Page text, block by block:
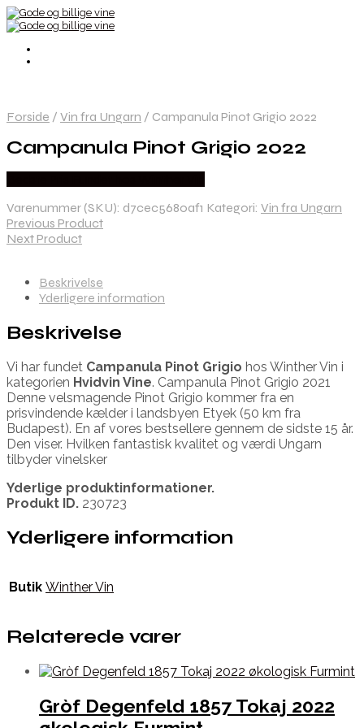
Forside / Vin fra Ungarn / Campanula Pinot Grigio 2022
Campanula Pinot Grigio 2022
Varenummer (SKU): d7cec5680af1 Kategori: Vin fra Ungarn
Previous Product
Next Product
Beskrivelse
Yderligere information
Beskrivelse
Vi har fundet Campanula Pinot Grigio hos Winther Vin i
kategorien Hvidvin Vine. Campanula Pinot Grigio 2021
Denne velsmagende Pinot Grigio kommer fra en
prisvindende kælder i landsbyen Etyek (50 km fra
Budapest). En af vores bestsellere gennem de sidste 15 år.
Den viser. Hvilken fantastisk kvalitet og værdi Ungarn
tilbyder vinelsker
Yderlige produktinformationer.
Produkt ID. 230723
Yderligere information
Butik Winther Vin
Relaterede varer
Gròf Degenfeld 1857 Tokaj 2022